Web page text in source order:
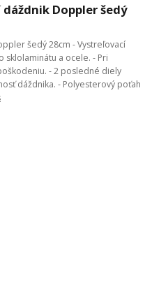
dáždnik Doppler šedý
šedý 28cm - Vystreľovací
sklolaminátu a ocele. - Pri
- 2 posledné diely
dáždnika. - Polyesterový poťah